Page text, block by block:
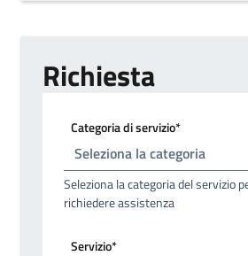
Richiesta
Categoria di servizio*
Seleziona la categoria del servizio
richiedere assistenza
Servizio*